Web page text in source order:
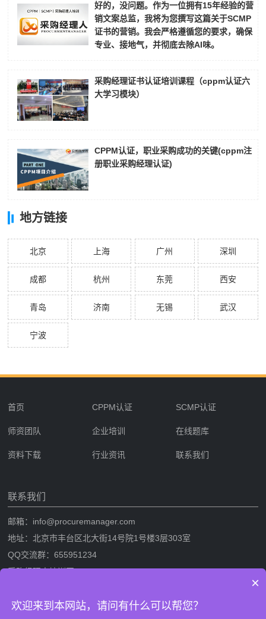
好的，没问题。作为一位拥有15年经验的营
销文案总监，我将为您撰写这篇关于SCMP
证书的营销。我会严格遵循您的要求，确保
专业、接地气，并彻底去除AI味。
采购经理证书认证培训课程（cppm认证六
大学习模块）
CPPM认证，职业采购成功的关键(cppm注
册职业采购经理认证)
地方链接
北京 上海 广州 深圳
成都 杭州 东莞 西安
青岛 济南 无锡 武汉
宁波
首页 CPPM认证 SCMP认证
师资团队 企业培训 在线题库
资料下载 行业资讯 联系我们
联系我们
邮箱：info@procuremanager.com
地址：北京市丰台区北大街14号院1号楼3层303室
QQ交流群：655951234
采购经理人培训网
采购经理人网是专业的采购经理人资格证书考试培训一站式服务网站，提
×
欢迎来到本网站，请问有什么可以帮您？